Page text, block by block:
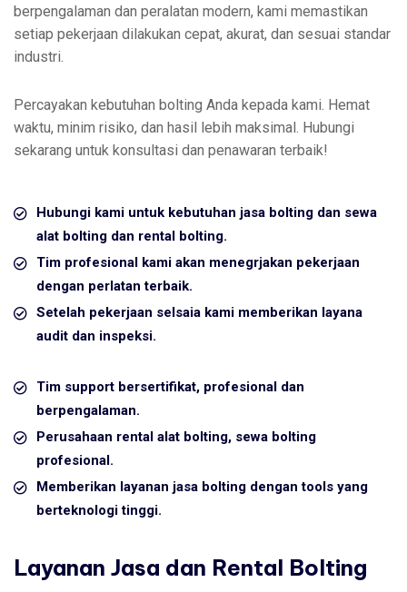
berpengalaman dan peralatan modern, kami memastikan
setiap pekerjaan dilakukan cepat, akurat, dan sesuai standar
industri.
Percayakan kebutuhan bolting Anda kepada kami. Hemat
waktu, minim risiko, dan hasil lebih maksimal. Hubungi
sekarang untuk konsultasi dan penawaran terbaik!
Hubungi kami untuk kebutuhan jasa bolting dan sewa
alat bolting dan rental bolting.
Tim profesional kami akan menegrjakan pekerjaan
dengan perlatan terbaik.
Setelah pekerjaan selsaia kami memberikan layana
audit dan inspeksi.
Tim support bersertifikat, profesional dan
berpengalaman.
Perusahaan rental alat bolting, sewa bolting
profesional.
Memberikan layanan jasa bolting dengan tools yang
berteknologi tinggi.
Layanan Jasa dan Rental Bolting